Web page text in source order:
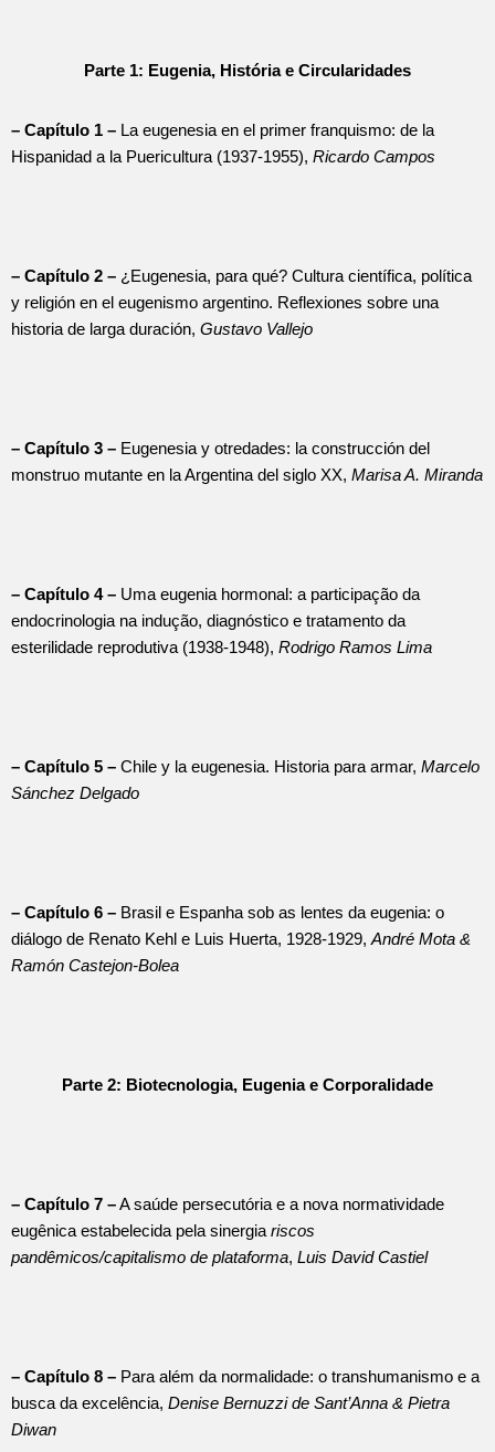
Parte 1: Eugenia, História e Circularidades
– Capítulo 1 – La eugenesia en el primer franquismo: de la
Hispanidad a la Puericultura (1937-1955), Ricardo Campos
– Capítulo 2 – ¿Eugenesia, para qué? Cultura científica, política
y religión en el eugenismo argentino. Reflexiones sobre una
historia de larga duración, Gustavo Vallejo
– Capítulo 3 – Eugenesia y otredades: la construcción del
monstruo mutante en la Argentina del siglo XX, Marisa A. Miranda
– Capítulo 4 – Uma eugenia hormonal: a participação da
endocrinologia na indução, diagnóstico e tratamento da
esterilidade reprodutiva (1938-1948), Rodrigo Ramos Lima
– Capítulo 5 – Chile y la eugenesia. Historia para armar, Marcelo
Sánchez Delgado
– Capítulo 6 – Brasil e Espanha sob as lentes da eugenia: o
diálogo de Renato Kehl e Luis Huerta, 1928-1929, André Mota &
Ramón Castejon-Bolea
Parte 2: Biotecnologia, Eugenia e Corporalidade
– Capítulo 7 –A saúde persecutória e a nova normatividade
eugênica estabelecida pela sinergia riscos
pandêmicos/capitalismo de plataforma, Luis David Castiel
– Capítulo 8 – Para além da normalidade: o transhumanismo e a
busca da excelência, Denise Bernuzzi de Sant’Anna & Pietra
Diwan